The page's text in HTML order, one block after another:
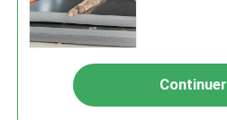
Continuer